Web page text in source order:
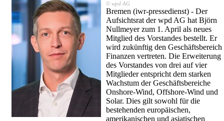
© wpd AG
Bremen (iwr-pressedienst) - Der
Aufsichtsrat der wpd AG hat Björn
Nullmeyer zum 1. April als neues
Mitglied des Vorstandes bestellt. Er
wird zukünftig den Geschäftsbereich
Finanzen vertreten. Die Erweiterung
des Vorstandes von drei auf vier
Mitglieder entspricht dem starken
Wachstum der Geschäftsbereiche
Onshore-Wind, Offshore-Wind und
Solar. Dies gilt sowohl für die
bestehenden europäischen,
amerikanischen und asiatischen